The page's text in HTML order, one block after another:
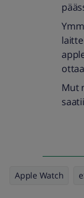
Mut
Apple Watch